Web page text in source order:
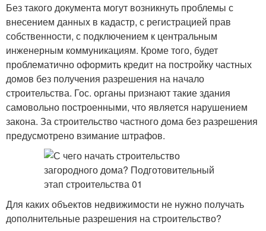
Без такого документа могут возникнуть проблемы с
внесением данных в кадастр, с регистрацией прав
собственности, с подключением к центральным
инженерным коммуникациям. Кроме того, будет
проблематично оформить кредит на постройку частных
домов без получения разрешения на начало
строительства. Гос. органы признают такие здания
самовольно построенными, что является нарушением
закона. За строительство частного дома без разрешения
предусмотрено взимание штрафов.
Для каких объектов недвижимости не нужно получать
дополнительные разрешения на строительство?